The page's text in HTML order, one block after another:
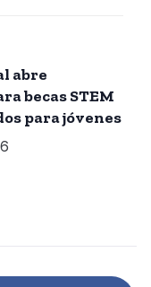
abre
becas STEM
para jóvenes